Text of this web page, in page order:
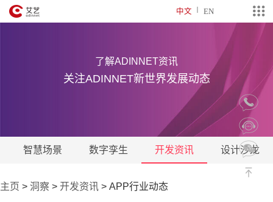
中文 EN
了解ADINNET资讯
关注ADINNET新世界发展动态
智慧场景 数字孪生 开发资讯 设计沙龙
主页 > 洞察 > 开发资讯 > APP行业动态